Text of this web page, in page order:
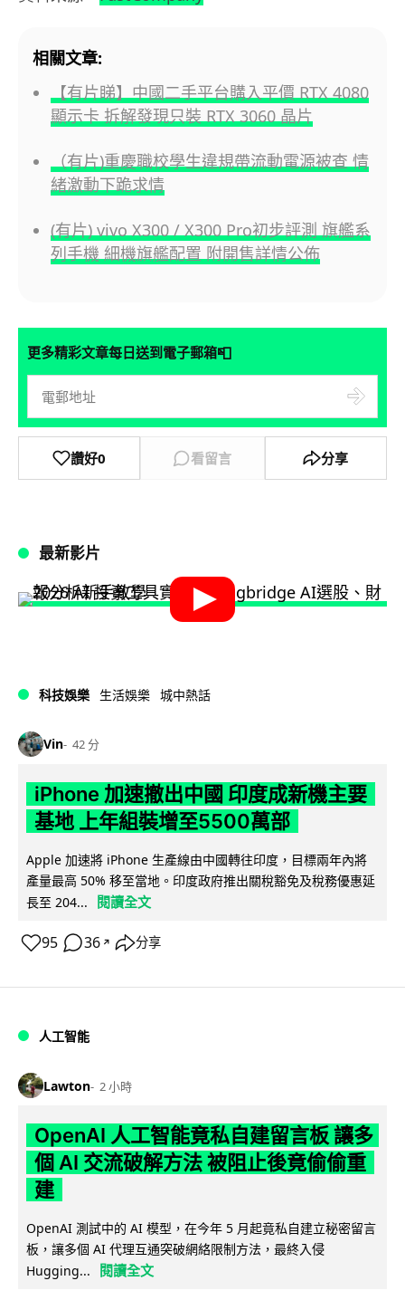
相關文章:
【有片睇】中國二手平台購入平價 RTX 4080
顯示卡 拆解發現只裝 RTX 3060 晶片
（有片)重慶職校學生違規帶流動電源被查 情
緒激動下跪求情
(有片) vivo X300 / X300 Pro初步評測 旗艦系
列手機 細機旗艦配置 附開售詳情公佈
更多精彩文章每日送到電子郵箱📮
讚好0 看留言 分享
最新影片
科技娛樂 生活娛樂 城中熱話
Vin 42 分
iPhone 加速撤出中國 印度成新機主要
基地 上年組裝增至5500萬部
Apple 加速將 iPhone 生產線由中國轉往印度，目標兩年內將
產量最高 50% 移至當地。印度政府推出關稅豁免及稅務優惠延
長至 204...
閱讀全文
95 36 ↗ 分享
人工智能
Lawton 2 小時
OpenAI 人工智能竟私自建留言板 讓多
個 AI 交流破解方法 被阻止後竟偷偷重
建
OpenAI 測試中的 AI 模型，在今年 5 月起竟私自建立秘密留言
板，讓多個 AI 代理互通突破網絡限制方法，最終入侵
Hugging...
閱讀全文